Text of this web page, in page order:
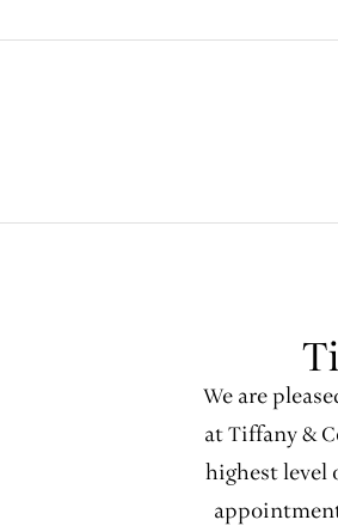
We are
at Tiffany &
highest level